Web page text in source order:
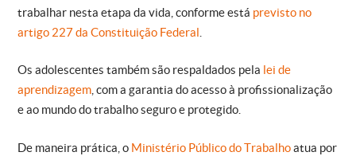
trabalhar nesta etapa da vida, conforme está previsto no
artigo 227 da Constituição Federal
Os adolescentes também são respaldados pela lei de
aprendizagem, com a garantia do acesso à profissionalização
e ao mundo do trabalho seguro e protegido.
De maneira prática, o Ministério Público do Trabalhoatua por